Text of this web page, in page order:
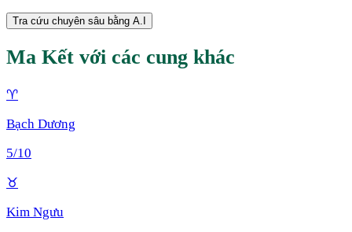
Tra cứu chuyên sâu bằng A.I
Ma Kết với các cung khác
♈
Bạch Dương
5/10
♉
Kim Ngưu